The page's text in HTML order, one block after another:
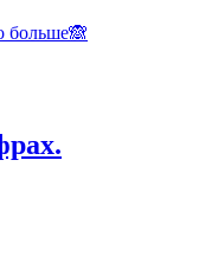
больше🙈